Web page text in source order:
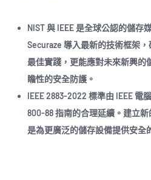
NIST 與 IEEE 是全球公認的儲存
Securaze 導入最新的技術框架
最佳實踐，更能應對未來新興的
瞻性的安全防護。
IEEE 2883-2022 標準由 IEEE 電
800-88 指南的合理延續。建立
是為更廣泛的儲存設備提供安全